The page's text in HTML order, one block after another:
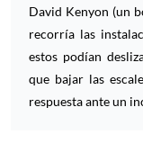
David Kenyon (un
recorría las
estos podían
que bajar las
respuesta ante un